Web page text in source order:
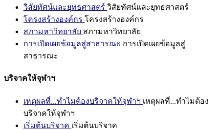
วิสัยทัศน์และยุทธศาสตร์ วิสัยทัศน์และยุทธศาสตร์
โครงสร้างองค์กร โครงสร้างองค์กร
สภามหาวิทยาลัย สภามหาวิทยาลัย
การเปิดเผยข้อมูลสู่สาธารณะ การเปิดเผยข้อมูลสู่
สาธารณะ
บริจาคให้จุฬาฯ
เหตุผลที่...ทำไมต้องบริจาคให้จุฬาฯ เหตุผลที่...ทำไมต้อง
บริจาคให้จุฬาฯ
เริ่มต้นบริจาค เริ่มต้นบริจาค